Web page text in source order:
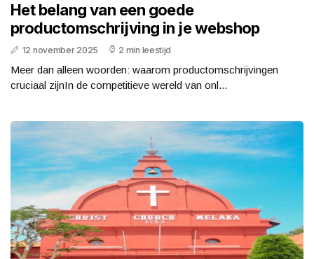
Het belang van een goede
productomschrijving in je webshop
12 november 2025 2 min leestijd
Meer dan alleen woorden: waarom productomschrijvingen
cruciaal zijnIn de competitieve wereld van onl...